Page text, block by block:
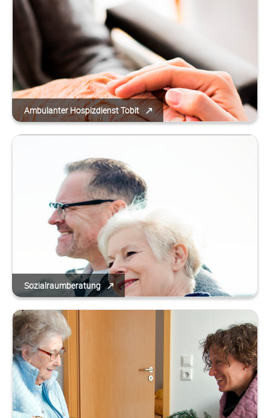
Ambulanter Hospizdienst Tobit
Sozialraumberatung